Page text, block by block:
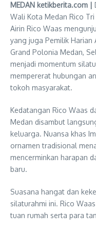
MEDAN ketikberita.com |
Wali Kota Medan Rico
Airin Rico Waas
yang juga Pemilik Harian
Grand Polonia Medan,
menjadi momentum
mempererat hubungan
tokoh masyarakat.
Kedatangan Rico Waas
Medan disambut
keluarga. Nuansa khas
ornamen tradisional
mencerminkan harapan
baru.
Suasana hangat dan
silaturahmi ini. Rico
tuan rumah serta para